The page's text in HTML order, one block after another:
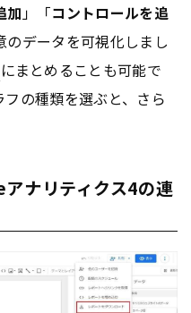
加 」「コントロールを追
のデータを可視化しまし
にまとめることも可能で
の種類を選ぶと、さら
ナリティクス4の連